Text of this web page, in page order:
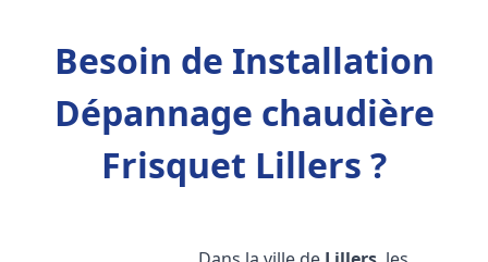
Besoin de Installation
Dépannage chaudière
Frisquet Lillers ?